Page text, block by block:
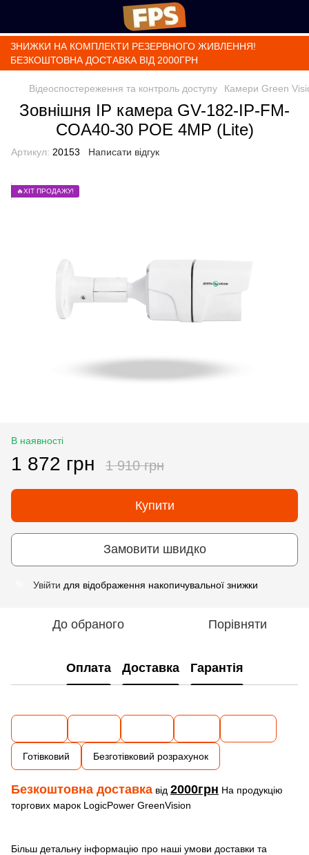
ЗНИЖКИ НА КОМПЛЕКТИ РЕЗЕРВНОГО ЖИВЛЕННЯ!
БЕЗКОШТОВНА ДОСТАВКА ВІД 2000ГРН
Відеоспостереження та контроль доступу Камери Green
Зовнішня IP камера GV-182-IP-FM-
COA40-30 POE 4MP (Lite)
Артикул: 20153 Написати відгук
🔥ХІТ ПРОДАЖУ!
В наявності
1 872 грн 1 910 грн
Купити
Замовити швидко
Увійти для відображення накопичувальної знижки
До обраного Порівняти
Оплата Доставка Гарантія
Готівковий Безготівковий розрахунок
Безкоштовна доставка від 2000грн На продукцію
торгових марок LogicPower GreenVision
Більш детальну інформацію про наші умови доставки та